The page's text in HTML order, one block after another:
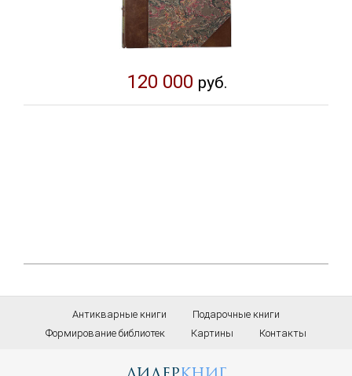
120 000 руб.
Антикварные книги
Подарочные книги
Формирование библиотек
Картины Контакты